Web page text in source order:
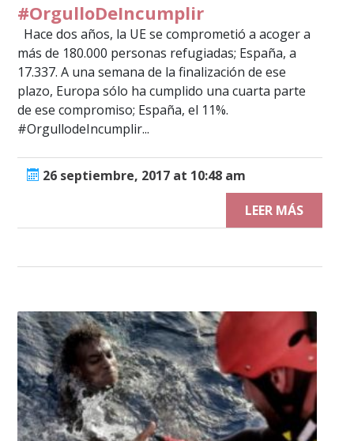
#OrgulloDeIncumplir
Hace dos años, la UE se comprometió a acoger a
más de 180.000 personas refugiadas; España, a
17.337. A una semana de la finalización de ese
plazo, Europa sólo ha cumplido una cuarta parte
de ese compromiso; España, el 11%.
#OrgullodeIncumplir...
26 septiembre, 2017 at 10:48 am
LEER MÁS